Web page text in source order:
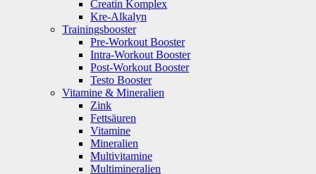
Creatin Komplex
Kre-Alkalyn
Trainingsbooster
Pre-Workout Booster
Intra-Workout Booster
Post-Workout Booster
Testo Booster
Vitamine & Mineralien
Zink
Fettsäuren
Vitamine
Mineralien
Multivitamine
Multimineralien